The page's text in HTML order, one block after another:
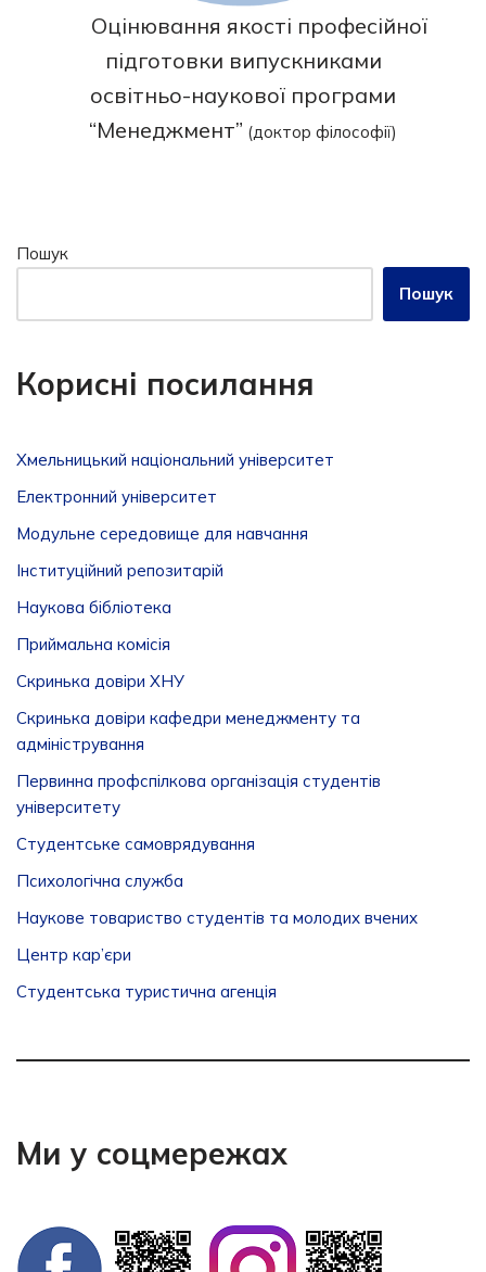
Оцінювання якості професійної
підготовки випускниками
освітньо-наукової програми
“Менеджмент” (доктор філософії)
Пошук
Пошук
Корисні посилання
Хмельницький національний університет
Електронний університет
Модульне середовище для навчання
Інституційний репозитарій
Наукова бібліотека
Приймальна комісія
Скринька довіри ХНУ
Скринька довіри кафедри менеджменту та
адміністрування
Первинна профспілкова організація студентів
університету
Студентське самоврядування
Психологічна служба
Наукове товариство студентів та молодих вчених
Центр кар’єри
Студентська туристична агенція
Ми у соцмережах